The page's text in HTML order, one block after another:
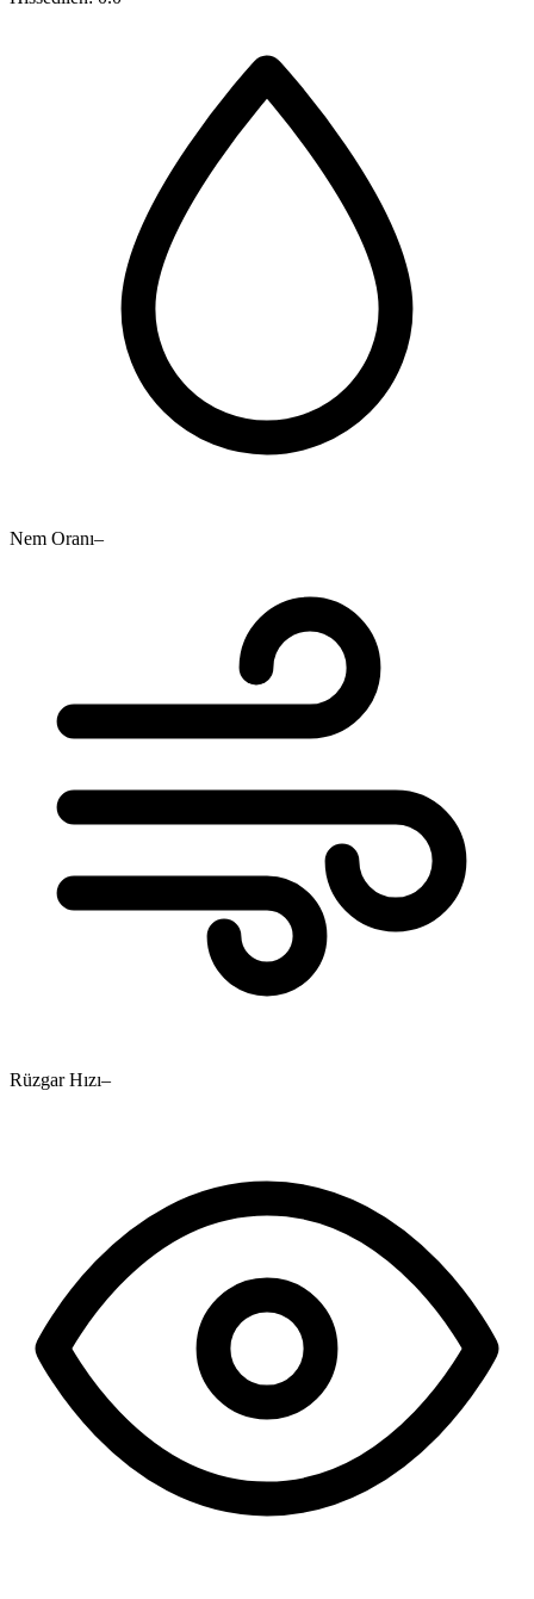
Nem Oranı–
Rüzgar Hızı–